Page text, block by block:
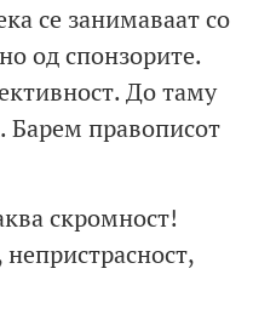
се занимаваат со
од спонзорите.
До таму
Барем правописот
скромност!